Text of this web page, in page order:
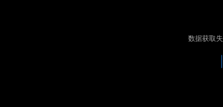
数据获取